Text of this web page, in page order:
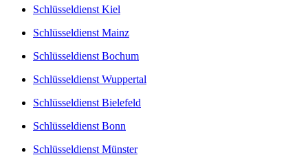
Schlüsseldienst Kiel
Schlüsseldienst Mainz
Schlüsseldienst Bochum
Schlüsseldienst Wuppertal
Schlüsseldienst Bielefeld
Schlüsseldienst Bonn
Schlüsseldienst Münster